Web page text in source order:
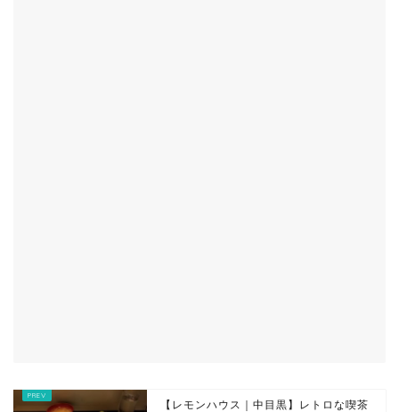
【レモンハウス｜中目黒】レトロな喫茶